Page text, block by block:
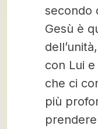
secondo
Gesù è
con Lui
che ci
più